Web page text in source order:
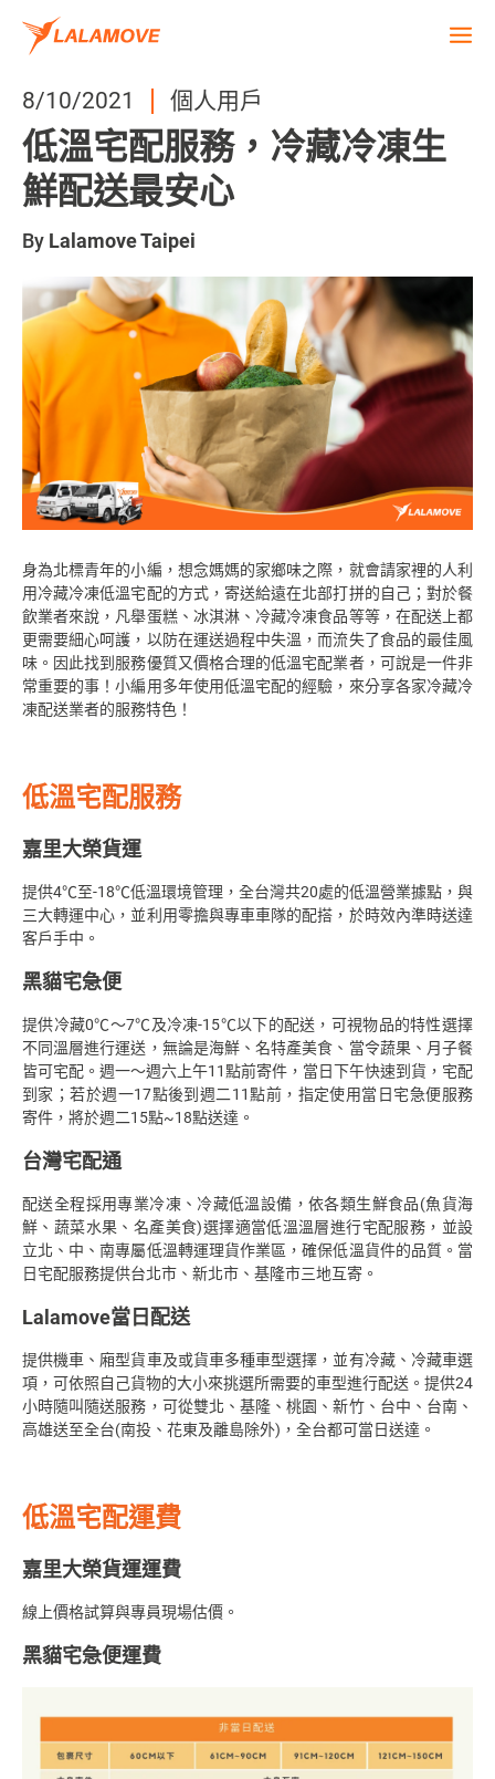
8/10/2021 個人用戶
低溫宅配服務，冷藏冷凍生
鮮配送最安心
By Lalamove Taipei
身為北標青年的小編，想念媽媽的家鄉味之際，就會請家裡的人利
用冷藏冷凍低溫宅配的方式，寄送給遠在北部打拼的自己；對於餐
飲業者來說，凡舉蛋糕、冰淇淋、冷藏冷凍食品等等，在配送上都
更需要細心呵護，以防在運送過程中失溫，而流失了食品的最佳風
味。因此找到服務優質又價格合理的低溫宅配業者，可說是一件非
常重要的事！小編用多年使用低溫宅配的經驗，來分享各家冷藏冷
凍配送業者的服務特色！
低溫宅配服務
嘉里大榮貨運
提供4℃至-18℃低溫環境管理，全台灣共20處的低溫營業據點，與
三大轉運中心，並利用零擔與專車車隊的配搭，於時效內準時送達
客戶手中。
黑貓宅急便
提供冷藏0℃～7℃及冷凍-15℃以下的配送，可視物品的特性選擇
不同溫層進行運送，無論是海鮮、名特產美食、當令蔬果、月子餐
皆可宅配。週一～週六上午11點前寄件，當日下午快速到貨，宅配
到家；若於週一17點後到週二11點前，指定使用當日宅急便服務
寄件，將於週二15點~18點送達。
台灣宅配通
配送全程採用專業冷凍、冷藏低溫設備，依各類生鮮食品(魚貨海
鮮、蔬菜水果、名產美食)選擇適當低溫溫層進行宅配服務，並設
立北、中、南專屬低溫轉運理貨作業區，確保低溫貨件的品質。當
日宅配服務提供台北市、新北市、基隆市三地互寄。
Lalamove當日配送
提供機車、廂型貨車及或貨車多種車型選擇，並有冷藏、冷藏車選
項，可依照自己貨物的大小來挑選所需要的車型進行配送。提供24
小時隨叫隨送服務，可從雙北、基隆、桃園、新竹、台中、台南、
高雄送至全台(南投、花東及離島除外)，全台都可當日送達。
低溫宅配運費
嘉里大榮貨運運費
線上價格試算與專員現場估價。
黑貓宅急便運費